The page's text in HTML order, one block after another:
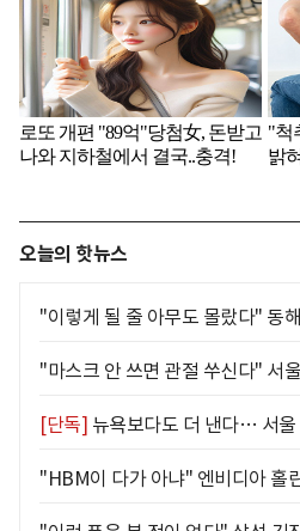
오늘의 핫뉴스
"이렇게 될 줄 아무도 몰랐다" 동
"마스크 안 쓰면 관절 쑤신다" 서
[단독] 뉴욕보다도 더 낸다… 서
"HBM이 다가 아냐" 엔비디아 홀